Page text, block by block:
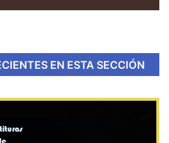
EN ESTA SECCIÓN